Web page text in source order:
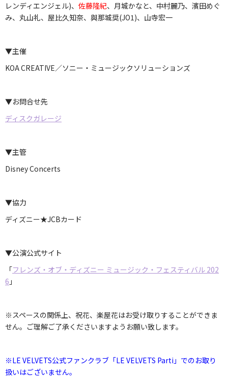
レンディエンジェル)、 佐藤隆紀、月城かなと、中村麗乃、濱田めぐ
み、丸山礼、屋比久知奈、與那城奨(JO1)、山寺宏一
▼主催
KOA CREATIVE／ソニー・ミュージックソリューションズ
▼お問合せ先
ディスクガレージ
▼主管
Disney Concerts
▼協力
ディズニー★JCBカード
▼公演公式サイト
「フレンズ・オブ・ディズニー ミュージック・フェスティバル 202
6 」
※スペースの関係上、祝花、楽屋花はお受け取りすることができま
せん。ご理解ご了承くださいますようお願い致します。
※LE VELVETS公式ファンクラブ「LE VELVETS Parti」 でのお取り
扱いはございません。